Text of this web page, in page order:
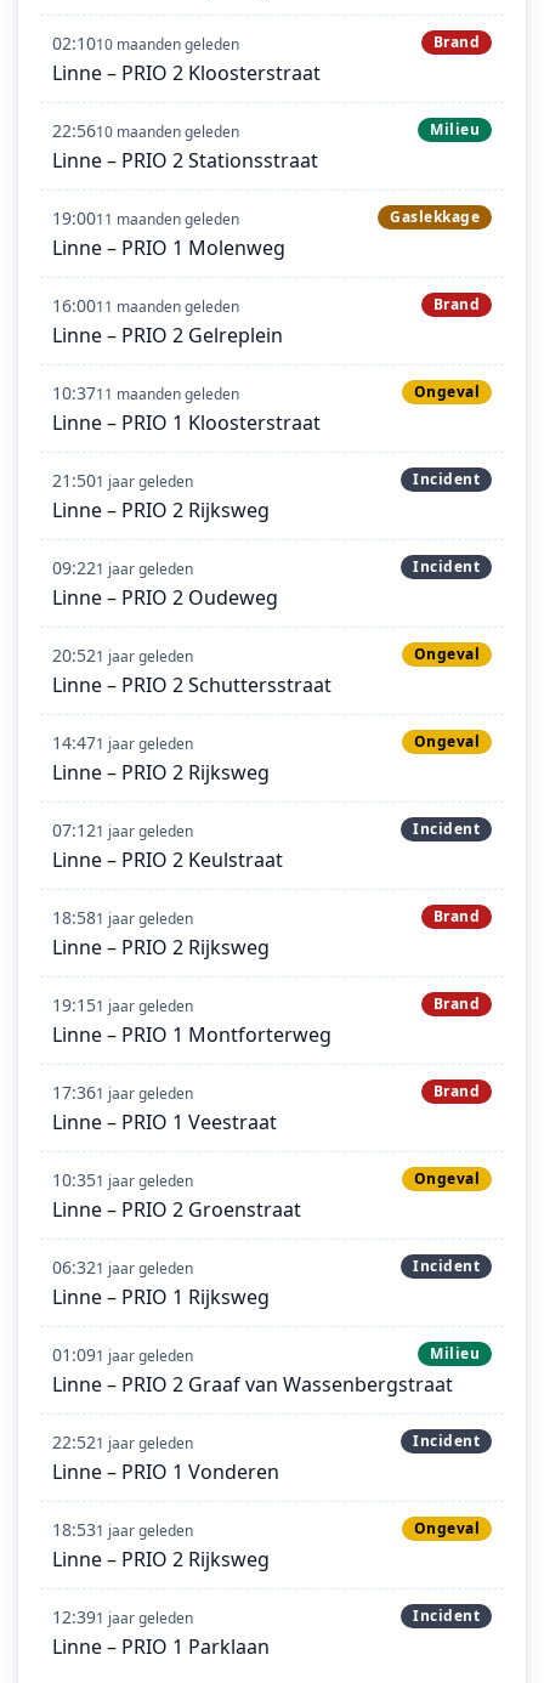
02:1010 maanden geleden Brand
Linne – PRIO 2 Kloosterstraat
22:5610 maanden geleden Milieu
Linne – PRIO 2 Stationsstraat
19:0011 maanden geleden Gaslekkage
Linne – PRIO 1 Molenweg
16:0011 maanden geleden Brand
Linne – PRIO 2 Gelreplein
10:3711 maanden geleden Ongeval
Linne – PRIO 1 Kloosterstraat
21:501 jaar geleden Incident
Linne – PRIO 2 Rijksweg
09:221 jaar geleden Incident
Linne – PRIO 2 Oudeweg
20:521 jaar geleden Ongeval
Linne – PRIO 2 Schuttersstraat
14:471 jaar geleden Ongeval
Linne – PRIO 2 Rijksweg
07:121 jaar geleden Incident
Linne – PRIO 2 Keulstraat
18:581 jaar geleden Brand
Linne – PRIO 2 Rijksweg
19:151 jaar geleden Brand
Linne – PRIO 1 Montforterweg
17:361 jaar geleden Brand
Linne – PRIO 1 Veestraat
10:351 jaar geleden Ongeval
Linne – PRIO 2 Groenstraat
06:321 jaar geleden Incident
Linne – PRIO 1 Rijksweg
01:091 jaar geleden Milieu
Linne – PRIO 2 Graaf van Wassenbergstraat
22:521 jaar geleden Incident
Linne – PRIO 1 Vonderen
18:531 jaar geleden Ongeval
Linne – PRIO 2 Rijksweg
12:391 jaar geleden Incident
Linne – PRIO 1 Parklaan